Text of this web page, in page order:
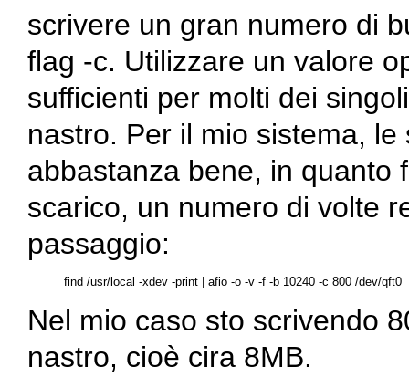
scrivere un gran numero di
flag -c. Utilizzare un valore
sufficienti per molti dei
nastro. Per il mio sistema,
abbastanza bene, in quanto
scarico, un numero di volte
passaggio:
Nel mio caso sto scrivendo
nastro, cioè cira 8MB.